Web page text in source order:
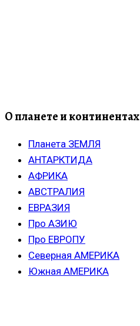
О планете и континентах
Планета ЗЕМЛЯ
АНТАРКТИДА
АФРИКА
АВСТРАЛИЯ
ЕВРАЗИЯ
Про АЗИЮ
Про ЕВРОПУ
Северная АМЕРИКА
Южная АМЕРИКА